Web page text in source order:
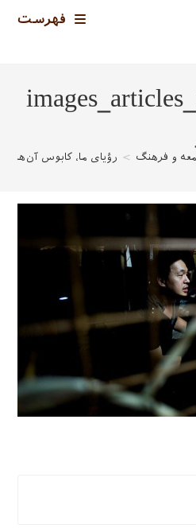
فهرست
و فرهنگ > رؤیای ما، کابوس آن‌ها